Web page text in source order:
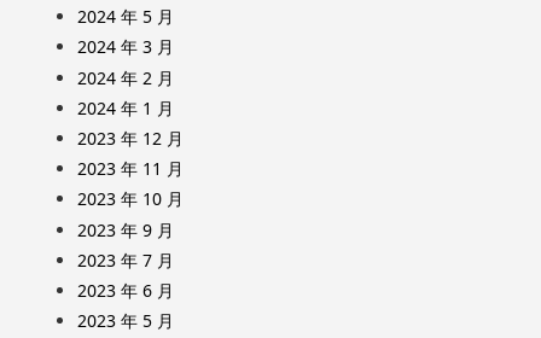
2024 年 5 月
2024 年 3 月
2024 年 2 月
2024 年 1 月
2023 年 12 月
2023 年 11 月
2023 年 10 月
2023 年 9 月
2023 年 7 月
2023 年 6 月
2023 年 5 月